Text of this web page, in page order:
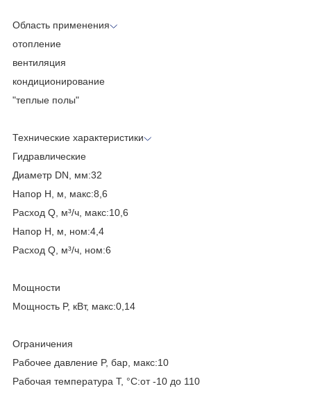
Область применения
отопление
вентиляция
кондиционирование
"теплые полы"
Технические характеристики
Гидравлические
Диаметр DN, мм:32
Напор H, м, макс:8,6
Расход Q, м³/ч, макс:10,6
Напор H, м, ном:4,4
Расход Q, м³/ч, ном:6
Мощности
Мощность P, кВт, макс:0,14
Ограничения
Рабочее давление P, бар, макс:10
Рабочая температура T, °C:от -10 до 110